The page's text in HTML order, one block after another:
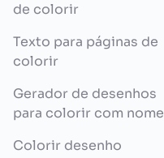
de colorir
Texto para páginas de
colorir
Gerador de desenhos
para colorir com nome
Colorir desenho